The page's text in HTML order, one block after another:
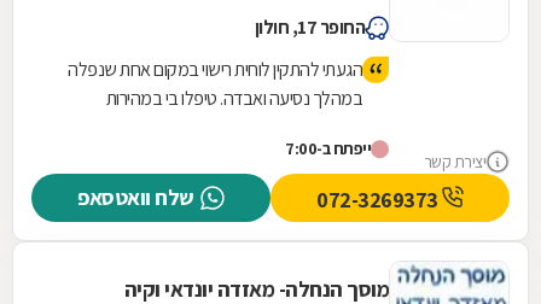
יצירת קשר
החופר 17, חולון
הגעתי להתקין לוחית רישוי במקום אחת שנפלה
במהלך נסיעה ואבדה. טיפלו בי במהירות
המקום מטופח ונקי.
ייפתח ב-7:00
שלח וואטסאפ
מוסך הנחלה- מאזדה יונדאי וקיה